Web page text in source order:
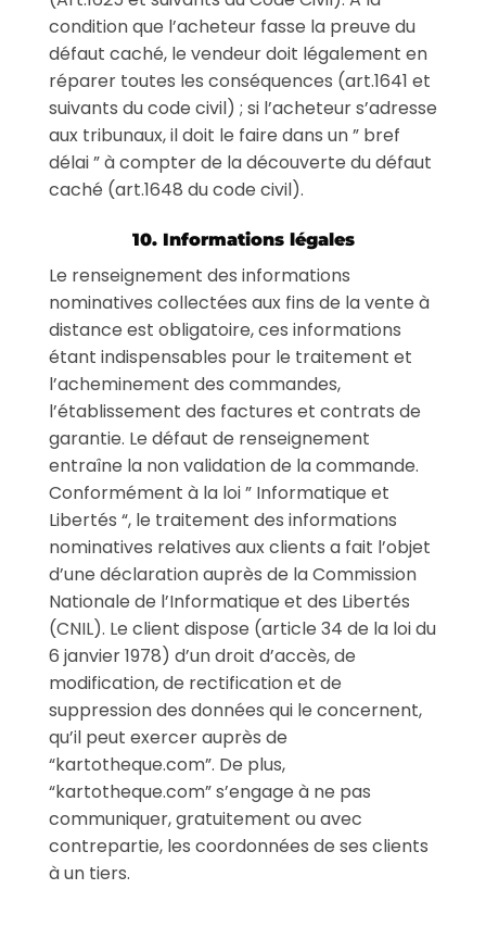
condition que l’acheteur fasse la preuve du
défaut caché, le vendeur doit légalement en
réparer toutes les conséquences (art.1641 et
suivants du code civil) ; si l’acheteur s’adresse
aux tribunaux, il doit le faire dans un ” bref
délai ” à compter de la découverte du défaut
caché (art.1648 du code civil).
10. Informations légales
Le renseignement des informations
nominatives collectées aux fins de la vente à
distance est obligatoire, ces informations
étant indispensables pour le traitement et
l’acheminement des commandes,
l’établissement des factures et contrats de
garantie. Le défaut de renseignement
entraîne la non validation de la commande.
Conformément à la loi ” Informatique et
Libertés “, le traitement des informations
nominatives relatives aux clients a fait l’objet
d’une déclaration auprès de la Commission
Nationale de l’Informatique et des Libertés
(CNIL). Le client dispose (article 34 de la loi du
6 janvier 1978) d’un droit d’accès, de
modification, de rectification et de
suppression des données qui le concernent,
qu’il peut exercer auprès de
“kartotheque.com”. De plus,
“kartotheque.com” s’engage à ne pas
communiquer, gratuitement ou avec
contrepartie, les coordonnées de ses clients
à un tiers.